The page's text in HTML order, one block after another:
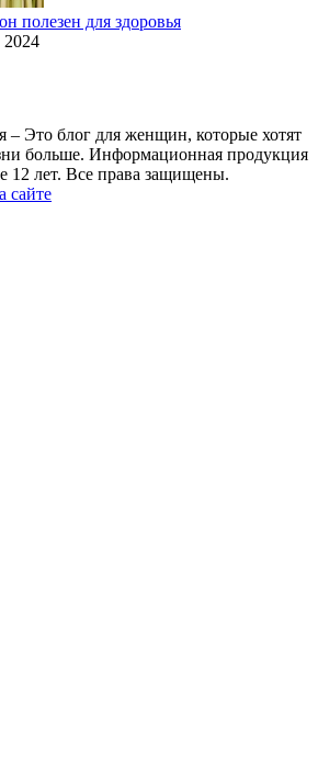
полезен для здоровья
2024
– Это блог для женщин, которые хотят
больше. Информационная продукция
12 лет. Все права защищены.
сайте